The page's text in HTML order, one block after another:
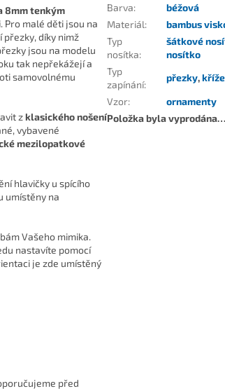
8mm tenkým
Pro malé děti jsou na
přezky, díky nimž
jsou na modelu
tak nepřekážejí a
samovolnému
zklasického nošení
vybavené
mezilopatkové
hlavičky u spícího
umístěny na
Vašeho mimika.
nastavíte pomocí
je zde umístěný
před
Barva:
béžová
Materiál: bambus
Typ
nosítka:
šátkové
nosítko
Typ
zapínání:
přezky,
Vzor:
ornamenty
Položka byla vyprodána…